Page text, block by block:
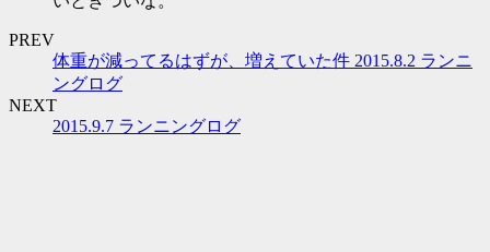
PREV
体重が減ってるはずが、増えていた件 2015.8.2 ランニ
ングログ
NEXT
2015.9.7 ランニングログ